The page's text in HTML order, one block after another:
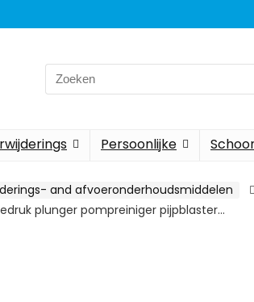
Search
for:
Persoonlijke
and afvoeronderhoudsmiddelen
plunger pompreiniger pijpblaster…